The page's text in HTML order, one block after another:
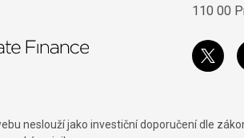
110 00
neslouží jako investiční doporučení dle